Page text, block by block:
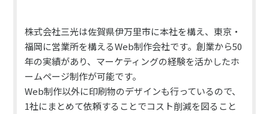
株式会社三光は佐賀県伊万里市に本社を構え、東京・
福岡に営業所を構えるWeb制作会社です。創業から50
年の実績があり、マーケティングの経験を活かしたホ
ームページ制作が可能です。
Web制作以外に印刷物のデザインも行っているので、
1社にまとめて依頼することでコスト削減を図ること